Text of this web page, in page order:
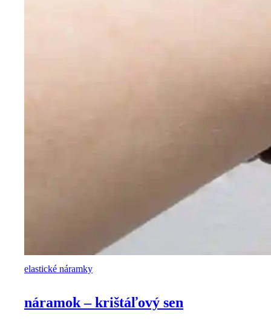
elastické náramky
náramok – krištáľový sen